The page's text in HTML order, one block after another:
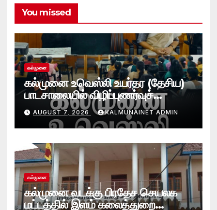
You missed
கல்முனை
கல்முனை உவெஸ்லி உயர்தர (தேசிய)
பாடசாலையில் விழிப்புணர்வுச்
செயலமர்வு
AUGUST 7, 2026 KALMUNAINET ADMIN
கல்முனை
கல்முனை வடக்கு பிரதேச செயலக
மட்டத்தில் இளம் கலைத்துறை